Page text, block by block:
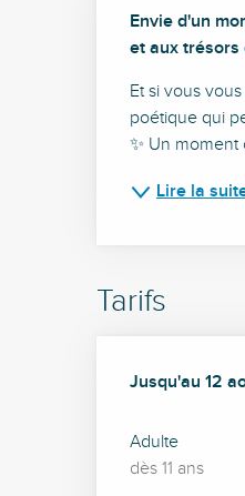
Envie d'un
et aux trésors
Et si vous
poétique qui
✨ Un moment
Lire la
Tarifs
Du8 juillet
Jusqu'au 12
Adulte
dès 11 ans